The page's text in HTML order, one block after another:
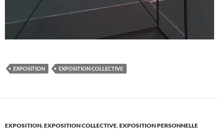
EXPOSITION EXPOSITION COLLECTIVE
EXPOSITION,EXPOSITION COLLECTIVE,EXPOSITION PERSONNELLE